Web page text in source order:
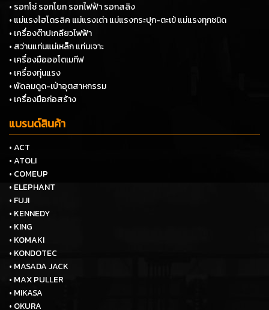
• รอกโซ่ รอกโยก รอกไฟฟ้า รอกสลิง
• แม่แรงไฮโดรลิค แม่แรงเต่า แม่แรงกระปุก-ตะเข้ แม่แรงทุกชนิด
• เครื่องต๊าปเกลียวไฟฟ้า
• สว่านแท่นแม่เหล็ก แท่นเจาะ
• เครื่องมือออโตเมทีฟ
• เครื่องทุ่นแรง
• พัดลมดูด-เป่าอุตสาหกรรม
• เครื่องมือก่อสร้าง
แบรนด์สินค้า
• ACT
• ATOLI
• COMEUP
• ELEPHANT
• FUJI
• KENNEDY
• KING
• KOMAKI
• KONDOTEC
• MASADA JACK
• MAX PULLER
• MIKASA
• OKURA